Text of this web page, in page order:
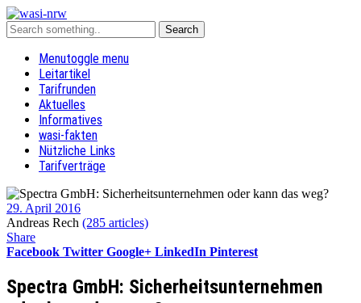
Menutoggle menu
Leitartikel
Tarifrunden
Aktuelles
Informatives
wasi-fakten
Nützliche Links
Tarifverträge
29. April 2016
Andreas Rech (285 articles)
Share
Facebook Twitter Google+ LinkedIn Pinterest
Spectra GmbH: Sicherheitsunternehmen